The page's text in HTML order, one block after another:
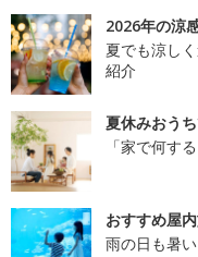
2026年の涼
夏でも涼し
紹介
夏休みおう
「家で何す
おすすめ屋
雨の日も暑